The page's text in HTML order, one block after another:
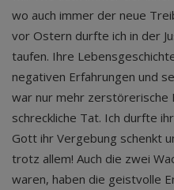
wo auch immer der neue
vor Ostern durfte ich in der
taufen. Ihre
negativen Erfahrungen und
war nur mehr zerstörerische
schreckliche Tat. Ich durfte
Gott ihr Vergebung schenkt
trotz allem! Auch die zwei
waren, haben die geistvolle